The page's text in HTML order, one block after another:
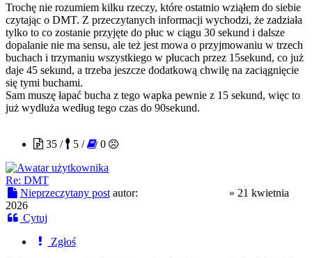
Trochę nie rozumiem kilku rzeczy, które ostatnio wziąłem do siebie
czytając o DMT. Z przeczytanych informacji wychodzi, że zadziała
tylko to co zostanie przyjęte do płuc w ciągu 30 sekund i dalsze
dopalanie nie ma sensu, ale też jest mowa o przyjmowaniu w trzech
buchach i trzymaniu wszystkiego w płucach przez 15sekund, co już
daje 45 sekund, a trzeba jeszcze dodatkową chwilę na zaciągnięcie
się tymi buchami.
Sam muszę łapać bucha z tego wapka pewnie z 15 sekund, więc to
już wydłuża według tego czas do 90sekund.
35 /
5 / 0
Re: DMT
Nieprzeczytany post autor: » 21 kwietnia
2026
Cytuj
Zgłoś